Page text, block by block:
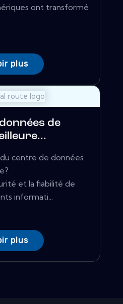
ont transformé
plus
de
centre de données
et la fiabilité de
informati...
plus